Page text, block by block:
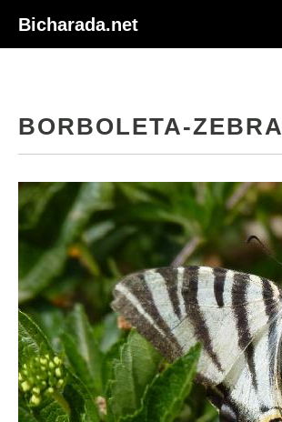
Bicharada.net
BORBOLETA-ZEBRA